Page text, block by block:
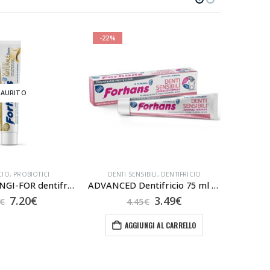
, PROBIOTICI
FORHANS GENGI-FOR dentifricio
Il
7.20€Il
-22%
DENTI SENSIBILI , DENTIFRICIO
ADVANCED Dentifricio 75 ml DENTI SENSIBILI
4.45€ Il
prezzo
originale
era:
3.49€Il
prezzo
attuale
è:
AGGIUNGI AL CARRELLO